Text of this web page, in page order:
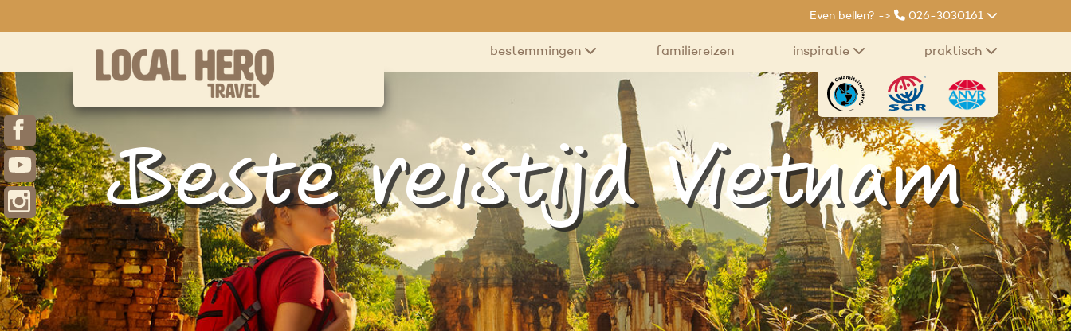
Even bellen? -> 026-3030161
bestemmingen familiereizen inspiratie praktisch
Beste reistijd Vietnam